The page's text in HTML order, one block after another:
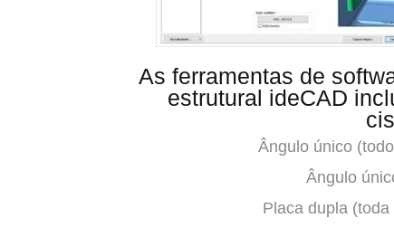
As ferramentas de
estrutural ideCAD
Ângulo único
Ângulo
Placa dupla